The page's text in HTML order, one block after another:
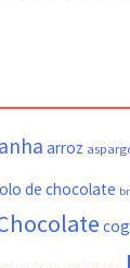
arroz
de chocolate